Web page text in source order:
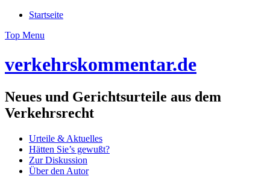
Skip
content
Startseite
Top Menu
verkehrskommentar.de
Neues und Gerichtsurteile aus dem
Verkehrsrecht
Urteile & Aktuelles
Hätten Sie’s gewußt?
Zur Diskussion
Über den Autor